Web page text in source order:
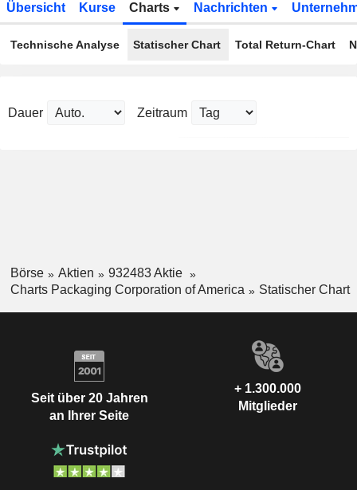
Übersicht Kurse Charts Nachrichten
Technische Analyse Statischer Chart Total Return-Chart
Dauer Zeitraum
Börse Aktien
932483 Aktie
Charts Packaging Corporation of America
Statischer Chart
Seit über 20 Jahren
an Ihrer Seite
+ 1.300.000
Mitglieder